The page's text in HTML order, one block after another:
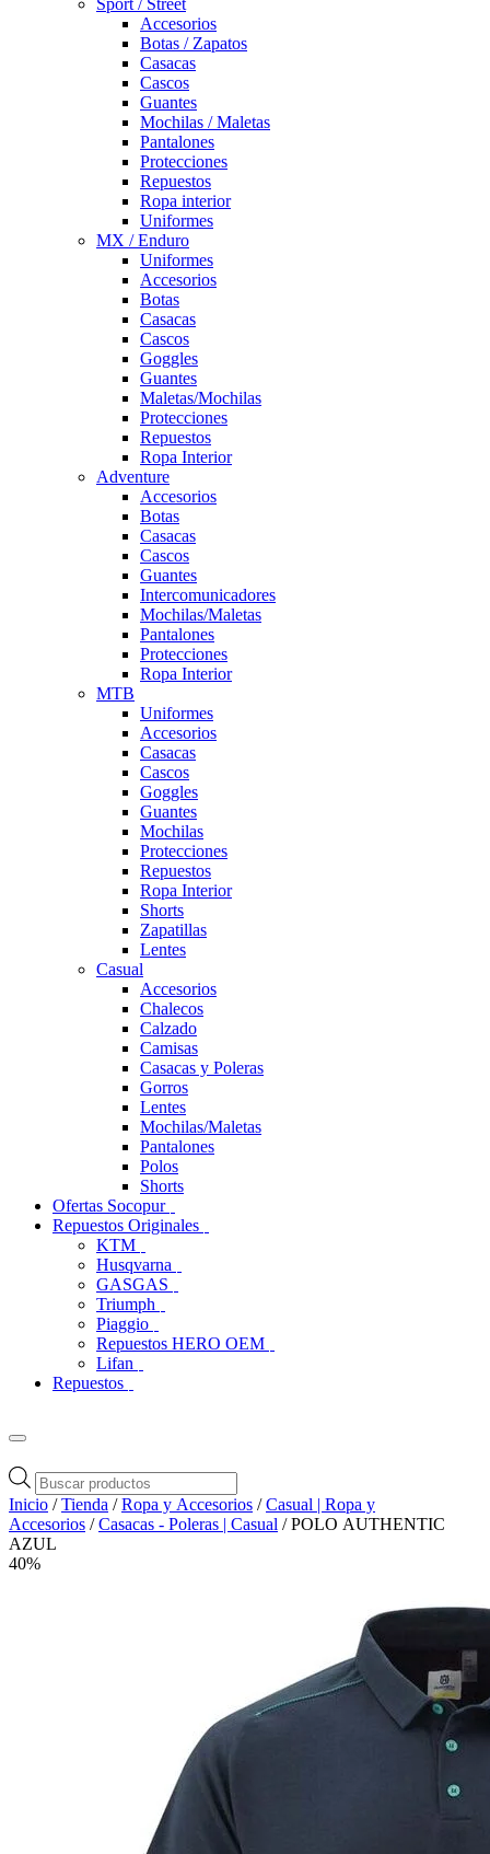
Sport / Street
Accesorios
Botas / Zapatos
Casacas
Cascos
Guantes
Mochilas / Maletas
Pantalones
Protecciones
Repuestos
Ropa interior
Uniformes
MX / Enduro
Uniformes
Accesorios
Botas
Casacas
Cascos
Goggles
Guantes
Maletas/Mochilas
Protecciones
Repuestos
Ropa Interior
Adventure
Accesorios
Botas
Casacas
Cascos
Guantes
Intercomunicadores
Mochilas/Maletas
Pantalones
Protecciones
Ropa Interior
MTB
Uniformes
Accesorios
Casacas
Cascos
Goggles
Guantes
Mochilas
Protecciones
Repuestos
Ropa Interior
Shorts
Zapatillas
Lentes
Casual
Accesorios
Chalecos
Calzado
Camisas
Casacas y Poleras
Gorros
Lentes
Mochilas/Maletas
Pantalones
Polos
Shorts
Ofertas Socopur
Repuestos Originales
KTM
Husqvarna
GASGAS
Triumph
Piaggio
Repuestos HERO OEM
Lifan
Repuestos
Búsqueda
de
productos
Inicio /Tienda /Ropa y Accesorios /Casual | Ropa y
Accesorios /Casacas - Poleras | Casual / POLO AUTHENTIC
AZUL
40%